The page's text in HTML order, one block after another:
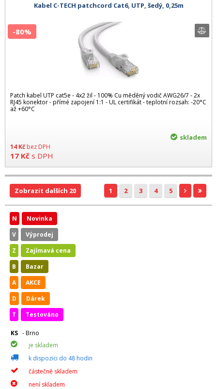
Kabel C-TECH patchcord Cat6, UTP, šedý, 0,25m
Patch kabel UTP cat5e - 4x2 žil - 100% Cu měděný vodič AWG26/7 - 2x
RJ45 konektor - přímé zapojení 1:1 - UL certifikát - teplotní rozsah: -20°C
až +60°C
14 Kč bez DPH
17 Kč s DPH
-80%
skladem
Zobrazit dalších 20 1 2 3 4 5
N
Novinka
V
Výprodej
Z
Zajímavá cena
B
Bazar
A
AKCE
D
Dárek
T
Testováno
KS - Brno
je skladem
k dispozici do 48 hodin
částečně skladem
není skladem